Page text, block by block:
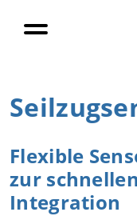
Flexible
zur schnellen
Integration